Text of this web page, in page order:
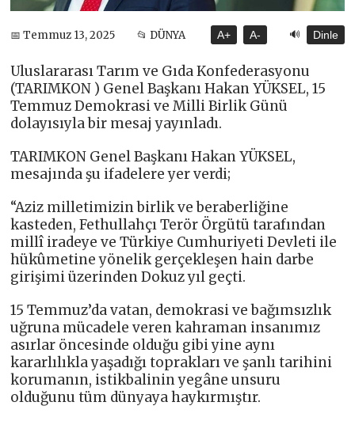
📅 Temmuz 13, 2025 📂 DÜNYA A+ A- 🔊 Dinle
Uluslararası Tarım ve Gıda Konfederasyonu
(TARIMKON ) Genel Başkanı Hakan YÜKSEL, 15
Temmuz Demokrasi ve Milli Birlik Günü
dolayısıyla bir mesaj yayınladı.
TARIMKON Genel Başkanı Hakan YÜKSEL,
mesajında şu ifadelere yer verdi;
“Aziz milletimizin birlik ve beraberliğine
kasteden, Fethullahçı Terör Örgütü tarafından
millî iradeye ve Türkiye Cumhuriyeti Devleti ile
hükûmetine yönelik gerçekleşen hain darbe
girişimi üzerinden Dokuz yıl geçti.
15 Temmuz’da vatan, demokrasi ve bağımsızlık
uğruna mücadele veren kahraman insanımız
asırlar öncesinde olduğu gibi yine aynı
kararlılıkla yaşadığı toprakları ve şanlı tarihini
korumanın, istikbalinin yegâne unsuru
olduğunu tüm dünyaya haykırmıştır.